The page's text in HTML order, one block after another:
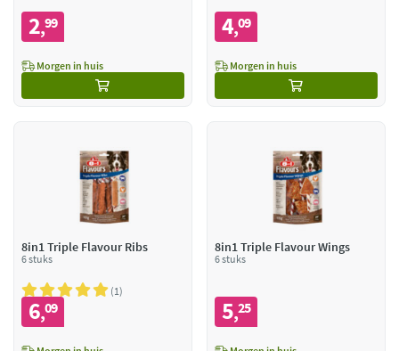
2,99
Morgen in huis
4,09
Morgen in huis
8in1 Triple Flavour Ribs
6 stuks
1
6,09
8in1 Triple Flavour Wings
6 stuks
5,25